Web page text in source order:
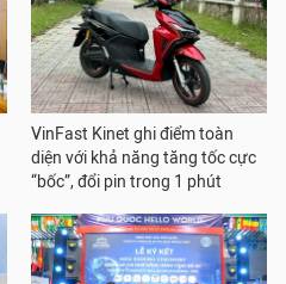
VinFast Kinet ghi điểm toàn
diện với khả năng tăng tốc cực
“bốc”, đổi pin trong 1 phút